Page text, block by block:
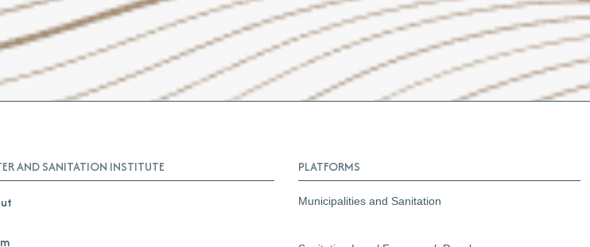
AND SANITATION INSTITUTE PLATFORMS
Municipalities and Sanitation